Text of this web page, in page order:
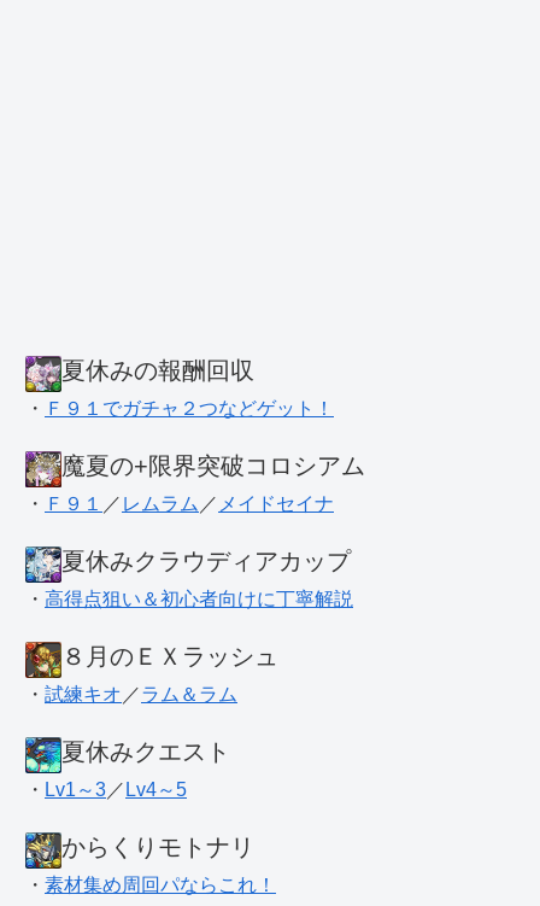
夏休みの報酬回収
・ Ｆ９１でガチャ２つなどゲット！
魔夏の+限界突破コロシアム
・ Ｆ９１ ／ レムラム ／ メイドセイナ
夏休みクラウディアカップ
・ 高得点狙い＆初心者向けに丁寧解説
８月のＥＸラッシュ
・ 試練キオ ／ラム＆ラム
夏休みクエスト
・ Lv1～3 ／ Lv4～5
からくりモトナリ
・ 素材集め周回パならこれ！